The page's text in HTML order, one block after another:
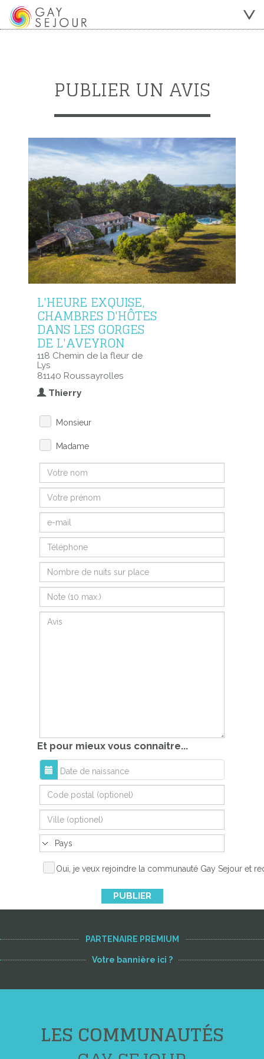
PUBLIER UN AVIS
L'HEURE EXQUISE,
CHAMBRES D'HÔTES
DANS LES GORGES
DE L'AVEYRON
118 Chemin de la fleur de
Lys
81140 Roussayrolles
Thierry
Monsieur
Madame
Et pour mieux vous connaitre...
Oui, je veux rejoindre la communauté Gay Sejour et
PUBLIER
PARTENAIRE PREMIUM
Votre bannière ici ?
LES COMMUNAUTÉS